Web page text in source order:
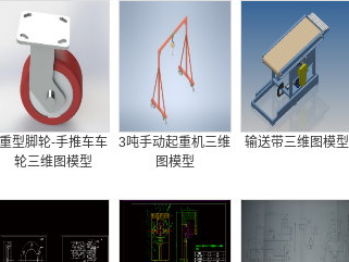
重型脚轮-手推车车
轮三维图模型
3吨手动起重机三维
图模型
输送带三维图模型